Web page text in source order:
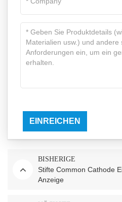
EINREICHEN
BISHERIGE
Stifte Common Cathode
Anzeige